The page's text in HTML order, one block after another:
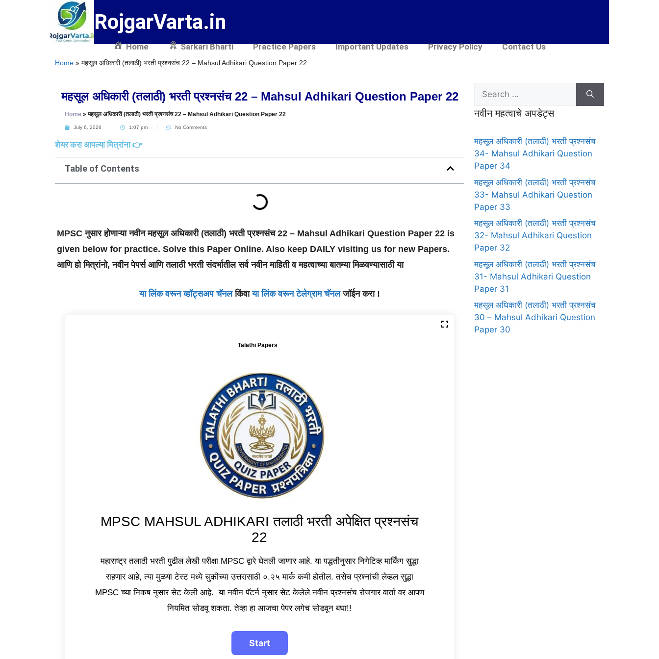
RojgarVarta.in
Home Sarkari Bharti Practice Papers Important Updates Privacy Policy Contact Us
Home » महसूल अधिकारी (तलाठी) भरती प्रश्नसंच 22 – Mahsul Adhikari Question Paper 22
महसूल अधिकारी (तलाठी) भरती प्रश्नसंच 22 – Mahsul Adhikari Question Paper 22
Home »महसूल अधिकारी (तलाठी) भरती प्रश्नसंच 22 – Mahsul Adhikari Question Paper 22
July 6, 2026 1:07 pm No Comments
शेयर करा आपल्या मित्रांना 👉
Table of Contents
MPSC नुसार होणाऱ्या नवीन महसूल अधिकारी (तलाठी) भरती प्रश्नसंच 22 – Mahsul Adhikari Question Paper 22 is
given below for practice. Solve this Paper Online. Also keep DAILY visiting us for new Papers.
आणि हो मित्रांनो, नवीन पेपर्स आणि तलाठी भरती संदर्भातील सर्व नवीन माहिती व महत्वाच्या बातम्या मिळवण्यासाठी या
या लिंक वरून व्हॉट्सअप चॅनलकिंवाया लिंक वरून टेलेग्राम चॅनलजॉईन करा !
Talathi Papers
MPSC MAHSUL ADHIKARI तलाठी भरती अपेक्षित प्रश्नसंच
22
महाराष्ट्र तलाठी भरती पुढील लेखी परीक्षा MPSC द्वारे घेतली जाणार आहे. या पद्धतीनुसार निगेटिव्ह मार्किंग सुद्धा
राहणार आहे, त्या मुळया टेस्ट मध्ये चुकीच्या उत्तरासाठी ०.२५ मार्क कमी होतील. तसेच प्रश्नांची लेव्हल सुद्धा
MPSC च्या निकष नुसार सेट केली आहे. या नवीन पॅटर्न नुसार सेट केलेले नवीन प्रश्नसंच रोजगार वार्ता वर आपण
नियमित सोडवू शकता. तेव्हा हा आजचा पेपर लगेच सोडवून बघा!!
नवीन महत्वाचे अपडेट्स
महसूल अधिकारी (तलाठी) भरती प्रश्नसंच
34- Mahsul Adhikari Question
Paper 34
महसूल अधिकारी (तलाठी) भरती प्रश्नसंच
33- Mahsul Adhikari Question
Paper 33
महसूल अधिकारी (तलाठी) भरती प्रश्नसंच
32- Mahsul Adhikari Question
Paper 32
महसूल अधिकारी (तलाठी) भरती प्रश्नसंच
31- Mahsul Adhikari Question
Paper 31
महसूल अधिकारी (तलाठी) भरती प्रश्नसंच
30 – Mahsul Adhikari Question
Paper 30